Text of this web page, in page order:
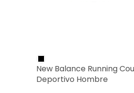
New Balance Running
Deportivo Hombre